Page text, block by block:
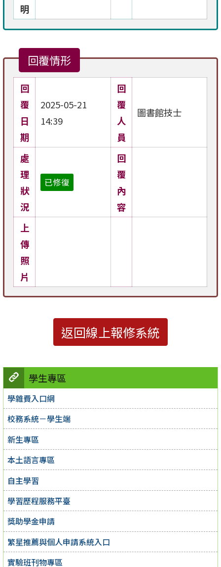
學生專區
學雜費入口網
校務系統－學生端
新生專區
本土語言專區
自主學習
學習歷程服務平臺
獎助學金申請
繁星推薦與個人申請系統入口
實驗班刊物專區
明
回覆情形
回
覆
日
期
2025-05-21
14:39
回
覆
人
員
圖書館技士
處
理
狀
況
已修復
回
覆
內
容
上
傳
照
片
返回線上報修系統